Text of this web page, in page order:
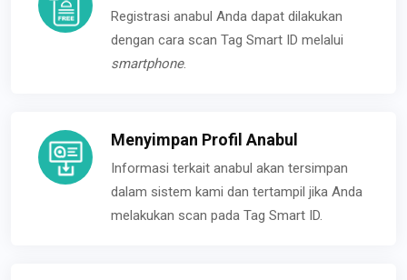
Registrasi anabul Anda dapat dilakukan
dengan cara scan Tag Smart ID melalui
smartphone.
Menyimpan Profil Anabul
Informasi terkait anabul akan tersimpan
dalam sistem kami dan tertampil jika Anda
melakukan scan pada Tag Smart ID.